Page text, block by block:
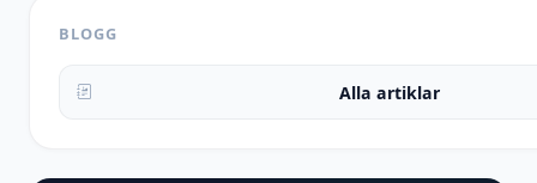
BLOGG
Alla artiklar